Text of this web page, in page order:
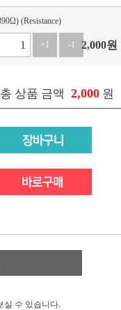
(Resistance)
+1 -1 2,000원
총 상품 금액 2,000 원
실 수 있습니다.